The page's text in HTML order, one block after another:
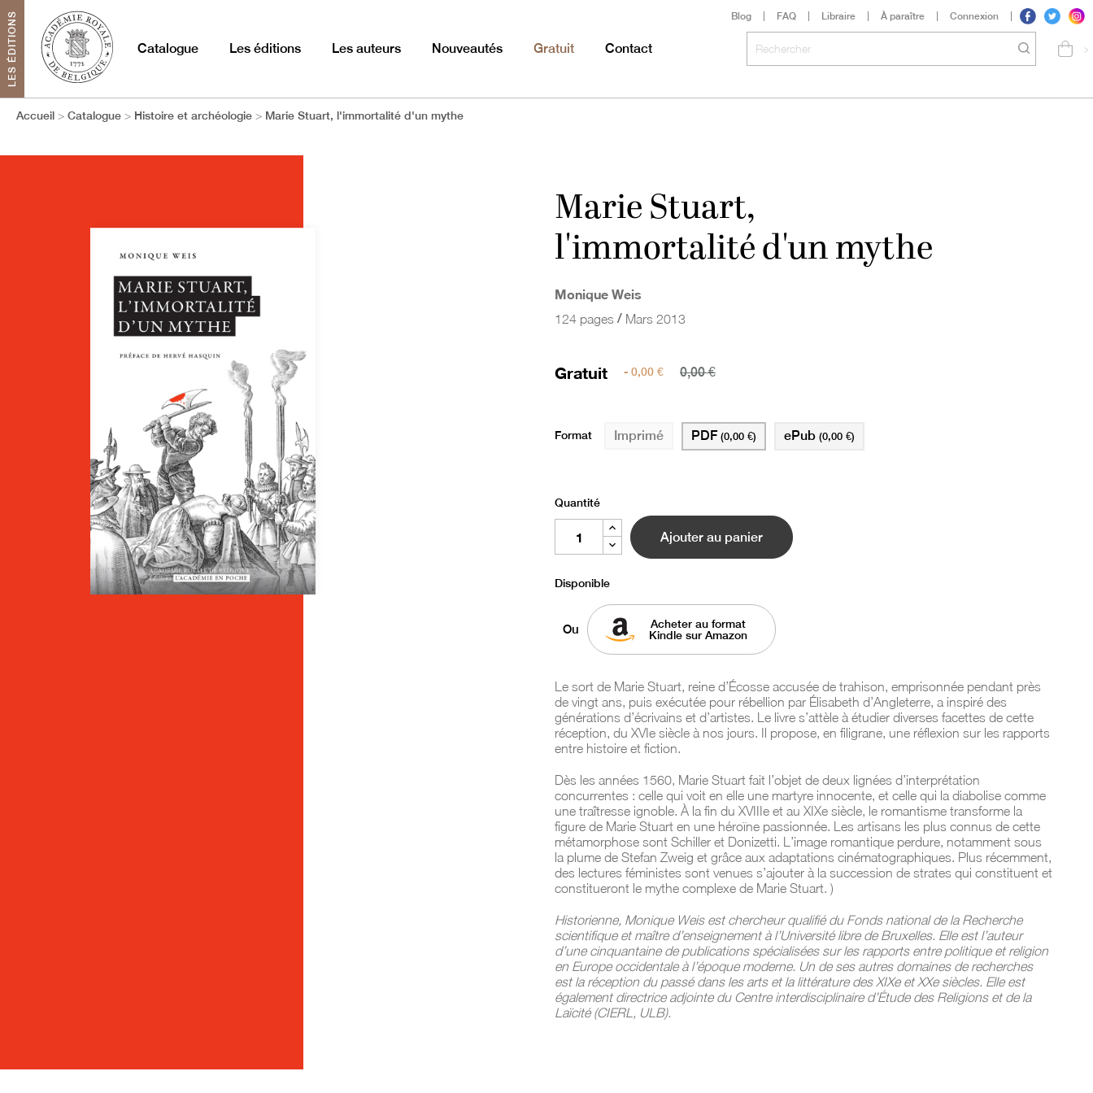
Blog FAQ Libraire À paraître Connexion
LES ÉDITIONS Catalogue Les éditions Les auteurs Nouveautés Gratuit Contact >
Accueil Catalogue Histoire et archéologie Marie Stuart, l'immortalité d'un mythe
Marie Stuart,
l'immortalité d'un mythe
Monique Weis
124 pages / Mars 2013
Gratuit - 0,00 € 0,00 €
Format Imprimé ePub (0,00 €)
PDF (0,00 €)
Quantité
Ajouter au panier
Disponible
Ou
Acheter au format
Kindle sur Amazon
Le sort de Marie Stuart, reine d’Écosse accusée de trahison, emprisonnée pendant près
de vingt ans, puis exécutée pour rébellion par Élisabeth d’Angleterre, a inspiré des
générations d’écrivains et d’artistes. Le livre s’attèle à étudier diverses facettes de cette
réception, du XVIe siècle à nos jours. Il propose, en filigrane, une réflexion sur les rapports
entre histoire et fiction.
Dès les années 1560, Marie Stuart fait l’objet de deux lignées d’interprétation
concurrentes : celle qui voit en elle une martyre innocente, et celle qui la diabolise comme
une traîtresse ignoble. À la fin du XVIIIe et au XIXe siècle, le romantisme transforme la
figure de Marie Stuart en une héroïne passionnée. Les artisans les plus connus de cette
métamorphose sont Schiller et Donizetti. L’image romantique perdure, notamment sous
la plume de Stefan Zweig et grâce aux adaptations cinématographiques. Plus récemment,
des lectures féministes sont venues s’ajouter à la succession de strates qui constituent et
constitueront le mythe complexe de Marie Stuart. )
Historienne, Monique Weis est chercheur qualifié du Fonds national de la Recherche
scientifique et maître d’enseignement à l’Université libre de Bruxelles. Elle est l’auteur
d’une cinquantaine de publications spécialisées sur les rapports entre politique et religion
en Europe occidentale à l’époque moderne. Un de ses autres domaines de recherches
est la réception du passé dans les arts et la littérature des XIXe et XXe siècles. Elle est
également directrice adjointe du Centre interdisciplinaire d’Étude des Religions et de la
Laïcité (CIERL, ULB).